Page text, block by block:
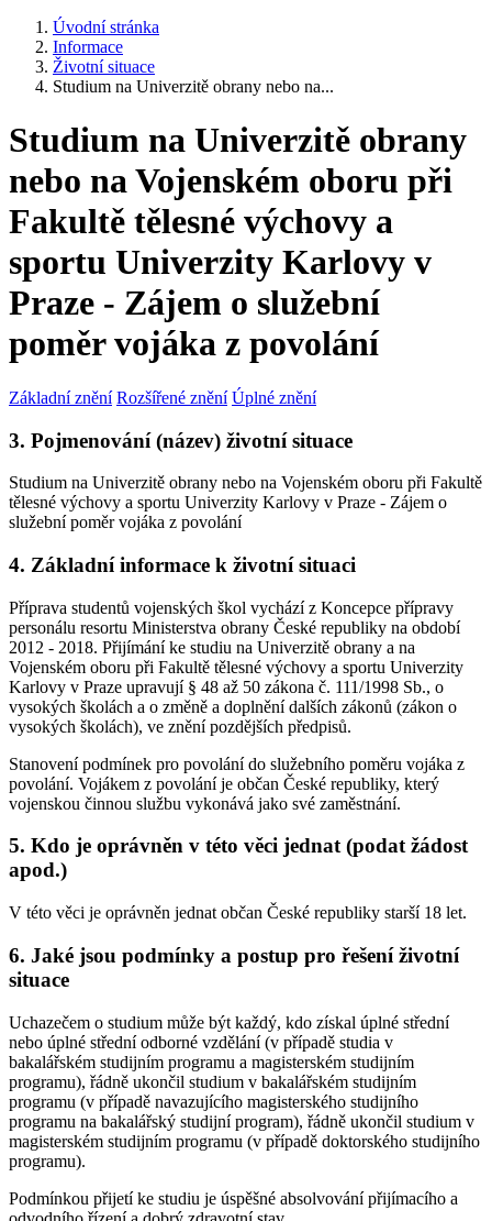
Úvodní stránka
Informace
Životní situace
Studium na Univerzitě obrany nebo na...
Studium na Univerzitě obrany
nebo na Vojenském oboru při
Fakultě tělesné výchovy a
sportu Univerzity Karlovy v
Praze - Zájem o služební
poměr vojáka z povolání
Základní znění Rozšířené znění Úplné znění
3. Pojmenování (název) životní situace
Studium na Univerzitě obrany nebo na Vojenském oboru při Fakultě
tělesné výchovy a sportu Univerzity Karlovy v Praze - Zájem o
služební poměr vojáka z povolání
4. Základní informace k životní situaci
Příprava studentů vojenských škol vychází z Koncepce přípravy
personálu resortu Ministerstva obrany České republiky na období
2012 - 2018. Přijímání ke studiu na Univerzitě obrany a na
Vojenském oboru při Fakultě tělesné výchovy a sportu Univerzity
Karlovy v Praze upravují § 48 až 50 zákona č. 111/1998 Sb., o
vysokých školách a o změně a doplnění dalších zákonů (zákon o
vysokých školách), ve znění pozdějších předpisů.
Stanovení podmínek pro povolání do služebního poměru vojáka z
povolání. Vojákem z povolání je občan České republiky, který
vojenskou činnou službu vykonává jako své zaměstnání.
5. Kdo je oprávněn v této věci jednat (podat žádost
apod.)
V této věci je oprávněn jednat občan České republiky starší 18 let.
6. Jaké jsou podmínky a postup pro řešení životní
situace
Uchazečem o studium může být každý, kdo získal úplné střední
nebo úplné střední odborné vzdělání (v případě studia v
bakalářském studijním programu a magisterském studijním
programu), řádně ukončil studium v bakalářském studijním
programu (v případě navazujícího magisterského studijního
programu na bakalářský studijní program), řádně ukončil studium v
magisterském studijním programu (v případě doktorského studijního
programu).
Podmínkou přijetí ke studiu je úspěšné absolvování přijímacího a